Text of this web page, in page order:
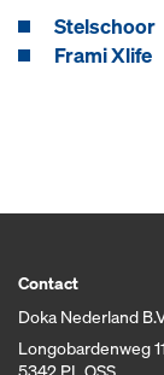
Stelschoor
Frami Xlife
Contact
Doka Nederland
Longobardenweg 11